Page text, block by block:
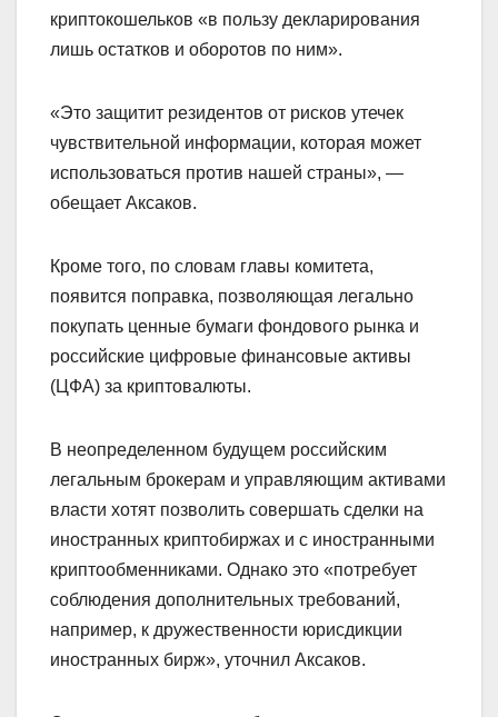
криптокошельков «в пользу декларирования
лишь остатков и оборотов по ним».
«Это защитит резидентов от рисков утечек
чувствительной информации, которая может
использоваться против нашей страны», —
обещает Аксаков.
Кроме того, по словам главы комитета,
появится поправка, позволяющая легально
покупать ценные бумаги фондового рынка и
российские цифровые финансовые активы
(ЦФА) за криптовалюты.
В неопределенном будущем российским
легальным брокерам и управляющим активами
власти хотят позволить совершать сделки на
иностранных криптобиржах и с иностранными
криптообменниками. Однако это «потребует
соблюдения дополнительных требований,
например, к дружественности юрисдикции
иностранных бирж», уточнил Аксаков.